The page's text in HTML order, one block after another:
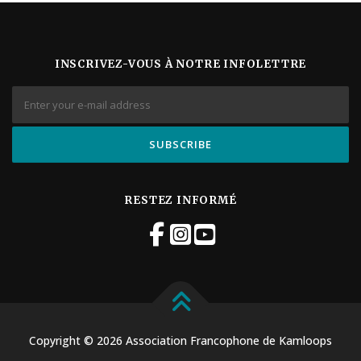
INSCRIVEZ-VOUS À NOTRE INFOLETTRE
RESTEZ INFORMÉ
Copyright © 2026 Association Francophone de Kamloops